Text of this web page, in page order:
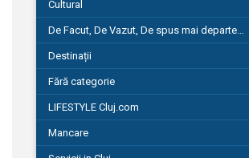
Cultural
De Facut, De Vazut, De spus mai departe…
Destinații
Fără categorie
LIFESTYLE Cluj.com
Mancare